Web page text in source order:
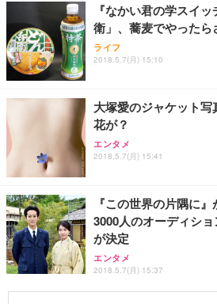
『なかい君の学スイ
衛」、蕎麦でやった
ライフ
2018.5.7(月) 15:10
大塚愛のジャケット
花が？
エンタメ
2018.5.7(月) 15:41
『この世界の片隅に
3000人のオーディシ
が決定
エンタメ
2018.5.7(月) 15:37